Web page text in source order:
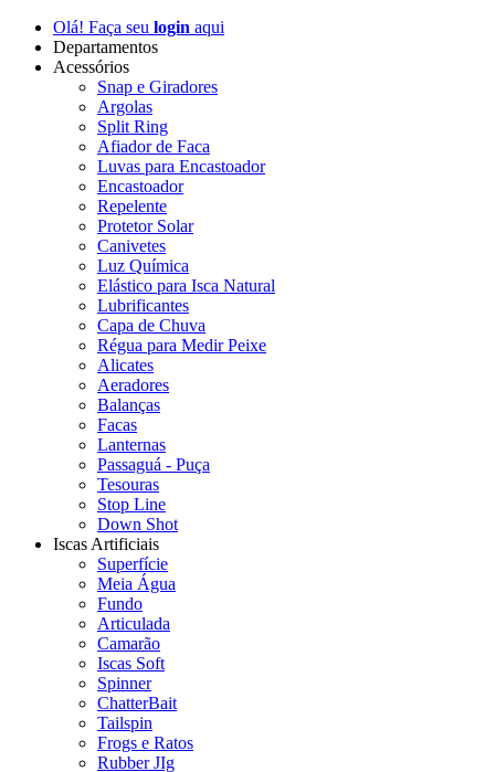
Olá! Faça seu login aqui
Departamentos
Acessórios
Snap e Giradores
Argolas
Split Ring
Afiador de Faca
Luvas para Encastoador
Encastoador
Repelente
Protetor Solar
Canivetes
Luz Química
Elástico para Isca Natural
Lubrificantes
Capa de Chuva
Régua para Medir Peixe
Alicates
Aeradores
Balanças
Facas
Lanternas
Passaguá - Puça
Tesouras
Stop Line
Down Shot
Iscas Artificiais
Superfície
Meia Água
Fundo
Articulada
Camarão
Iscas Soft
Spinner
ChatterBait
Tailspin
Frogs e Ratos
Rubber JIg